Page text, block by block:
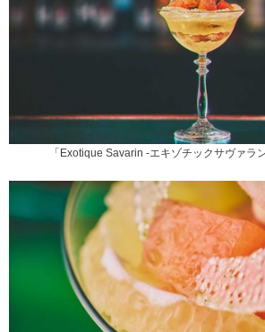
「Exotique Savarin -エキゾチックサヴァラ